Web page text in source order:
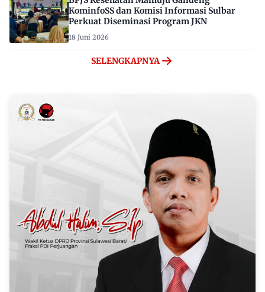
KominfoSS dan Komisi Informasi Sulbar
Perkuat Diseminasi Program JKN
18 Juni 2026
SELENGKAPNYA